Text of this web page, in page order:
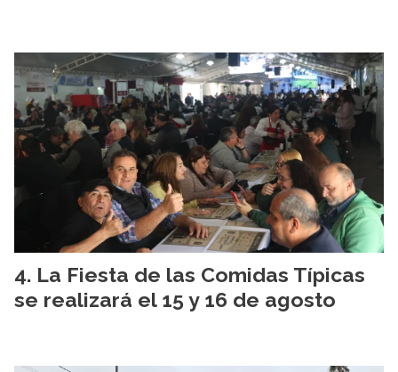
La Fiesta de las Comidas Típicas
se realizará el 15 y 16 de agosto